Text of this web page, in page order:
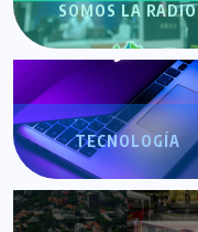
SOMOS LA RADIO
TECNOLOGÍA